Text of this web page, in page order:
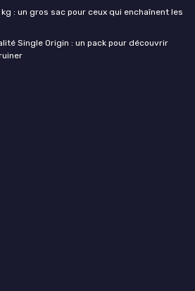
: un gros sac pour ceux qui enchaînent les
Single Origin : un pack pour découvrir